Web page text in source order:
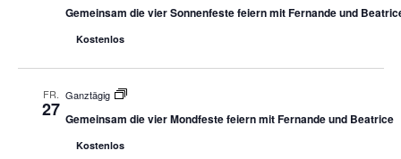
Gemeinsam die vier Sonnenfeste feiern mit Fernande und
Kostenlos
FR.
27
Ganztägig
Gemeinsam die vier Mondfeste feiern mit Fernande und Beatrice
Kostenlos